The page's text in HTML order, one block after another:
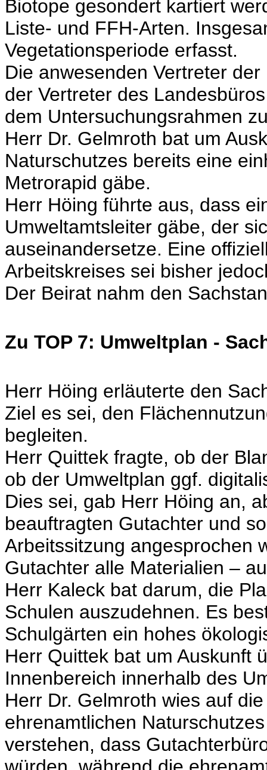
Biotope gesondert kartiert
Liste- und FFH-Arten.
Vegetationsperiode erfasst.
Die anwesenden Vertreter
der Vertreter des
dem Untersuchungsrahmen
Herr Dr. Gelmroth bat um
Naturschutzes bereits eine
Metrorapid gäbe.
Herr Höing führte aus, dass
Umweltamtsleiter gäbe, der
auseinandersetze. Eine
Arbeitskreises sei bisher
Der Beirat nahm den
Zu TOP 7: Umweltplan -
Herr Höing erläuterte den
Ziel es sei, den
begleiten.
Herr Quittek fragte, ob der
ob der Umweltplan ggf.
Dies sei, gab Herr Höing an,
beauftragten Gutachter und
Arbeitssitzung angesprochen
Gutachter alle Materialien –
Herr Kaleck bat darum, die
Schulen auszudehnen. Es
Schulgärten ein hohes
Herr Quittek bat um Auskunft
Innenbereich innerhalb des
Herr Dr. Gelmroth wies auf
ehrenamtlichen
verstehen, dass